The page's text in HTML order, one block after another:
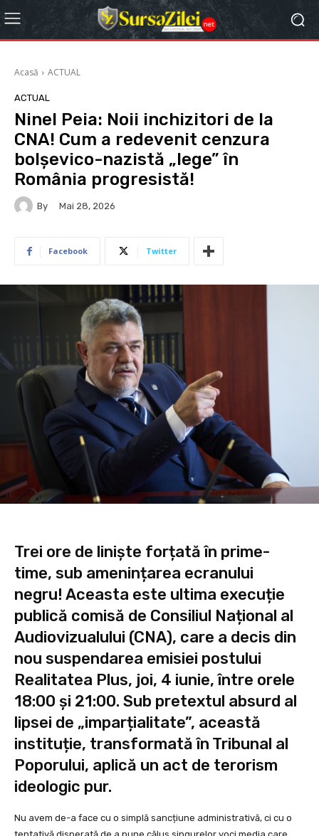
Acasă ACTUAL
ACTUAL
Ninel Peia: Noii inchizitori de la
CNA! Cum a redevenit cenzura
bolșevico-nazistă „lege” în
România progresistă!
By Mai 28, 2026
Facebook Twitter
Trei ore de liniște forțată în prime-
time, sub amenințarea ecranului
negru! Aceasta este ultima execuție
publică comisă de Consiliul Național al
Audiovizualului (CNA), care a decis din
nou suspendarea emisiei postului
Realitatea Plus, joi, 4 iunie, între orele
18:00 și 21:00. Sub pretextul absurd al
lipsei de „imparțialitate”, această
instituție, transformată în Tribunal al
Poporului, aplică un act de terorism
ideologic pur.
Nu avem de-a face cu o simplă sancțiune administrativă, ci cu o